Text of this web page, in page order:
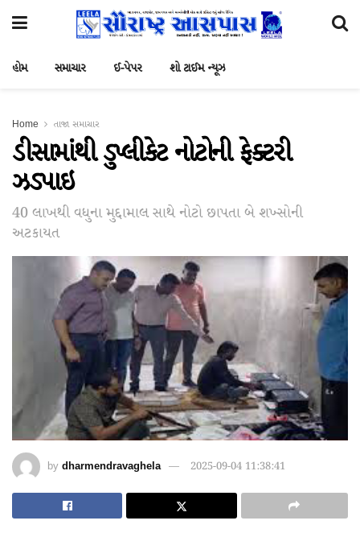
હોમ સમાચાર ઈ-પેપર શો ટાઈમ ન્યૂઝ
Home તાજા સમાચાર
ડીસામાંથી ડુપ્લીકેટ નોટોની ફેક્ટરી
ઝડપાઇ
40 લાખથી વધુના મુદ્દામાલ સાથે નોટો છાપતા બે શખ્સોની
અટકાયત
by dharmendravaghela 2025-09-04 11:38:41